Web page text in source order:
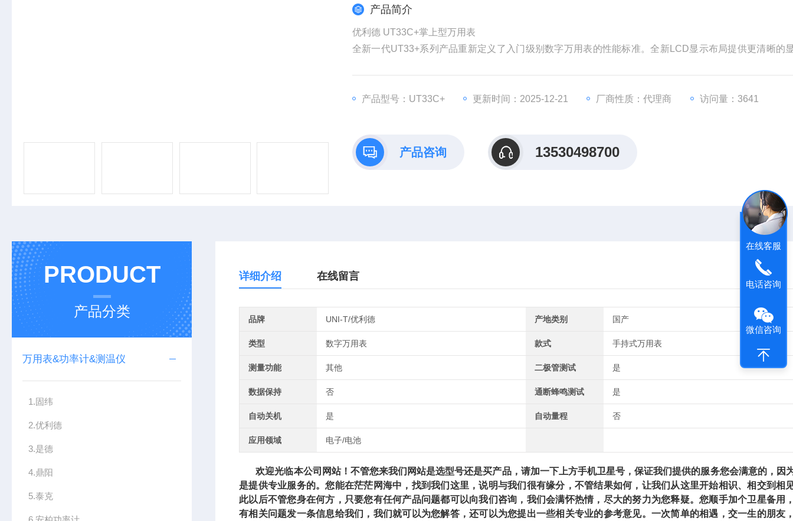
产品简介
优利德 UT33C+掌上型万用表
全新一代UT33+系列产品重新定义了入门级别数字万用表的性能标准。全新LCD显示布局提供更清晰的
产品型号：UT33C+
更新时间：2025-12-21 厂商性质：代理商 访问量：3641
产品咨询 13530498700
PRODUCT
产品分类
万用表&功率计&测温仪
1.固纬
2.优利德
3.是德
4.鼎阳
5.泰克
详细介绍 在线留言
品牌 UNI-T/优利德 产地类别 国产
类型 数字万用表 款式 手持式万用表
测量功能 其他 二极管测试 是
数据保持 否 通断蜂鸣测试 是
自动关机 是 自动量程 否
应用领域 电子/电池
欢迎光临本公司网站！不管您来我们网站是选型号还是买产品，请加一下上方手机卫星号，保证我们提供的服务您会满意的，因
是提供专业服务的。您能在茫茫网海中，找到我们这里，说明与我们很有缘分，不管结果如何，让我们从这里开始相识、相交到相
此以后不管您身在何方，只要您有任何产品问题都可以向我们咨询，我们会满怀热情，尽大的努力为您释疑。您顺手加个卫星备用
有相关问题发一条信息给我们，我们就可以为您解答，还可以为您提出一些相关专业的参考意见。一次简单的相遇，交一生的朋友
在线客服
电话咨询
微信咨询